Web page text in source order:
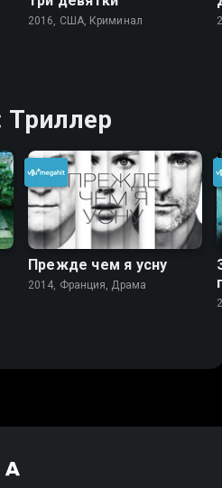
2016, США, Криминал
Прежде чем я усну
2014, Франция, Драма